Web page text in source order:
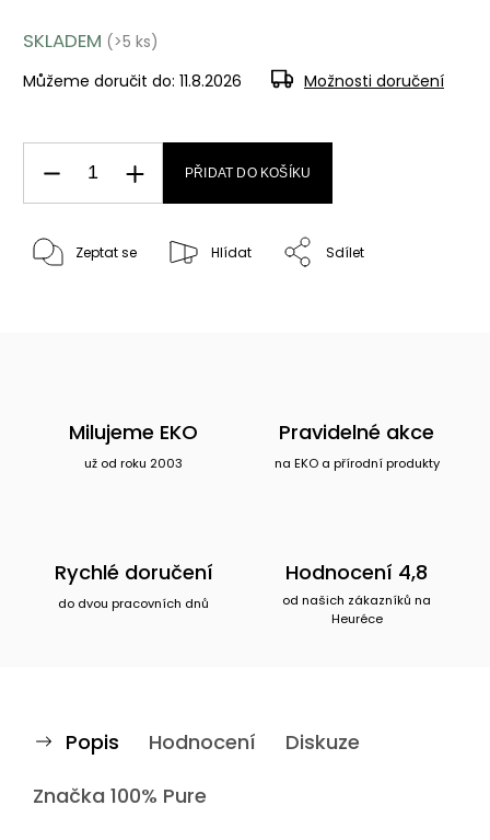
SKLADEM (>5 ks)
Můžeme doručit do: 11.8.2026 Možnosti doručení
PŘIDAT DO KOŠÍKU
Zeptat se Hlídat Sdílet
Milujeme EKO
už od roku 2003
Pravidelné akce
na EKO a přírodní produkty
Rychlé doručení
do dvou pracovních dnů
Hodnocení 4,8
od našich zákazníků na
Heuréce
Popis Hodnocení
Diskuze
Značka 100% Pure